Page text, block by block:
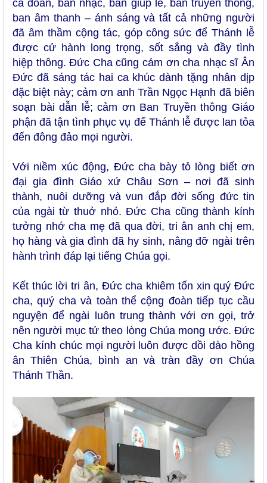
ca đoàn, ban nhạc, ban giúp lễ, ban truyền thông,
ban âm thanh – ánh sáng và tất cả những người
đã âm thầm cộng tác, góp công sức để Thánh lễ
được cử hành long trọng, sốt sắng và đầy tình
hiệp thông. Đức Cha cũng cảm ơn cha nhạc sĩ Ân
Đức đã sáng tác hai ca khúc dành tặng nhân dịp
đặc biệt này; cảm ơn anh Trần Ngọc Hạnh đã biên
soạn bài dẫn lễ; cảm ơn Ban Truyền thông Giáo
phận đã tận tình phục vụ để Thánh lễ được lan tỏa
đến đông đảo mọi người.
Với niềm xúc động, Đức cha bày tỏ lòng biết ơn
đại gia đình Giáo xứ Châu Sơn – nơi đã sinh
thành, nuôi dưỡng và vun đắp đời sống đức tin
của ngài từ thuở nhỏ. Đức Cha cũng thành kính
tưởng nhớ cha mẹ đã qua đời, tri ân anh chị em,
họ hàng và gia đình đã hy sinh, nâng đỡ ngài trên
hành trình đáp lại tiếng Chúa gọi.
Kết thúc lời tri ân, Đức cha khiêm tốn xin quý Đức
cha, quý cha và toàn thể cộng đoàn tiếp tục cầu
nguyện để ngài luôn trung thành với ơn gọi, trở
nên người mục tử theo lòng Chúa mong ước. Đức
Cha kính chúc mọi người luôn được dồi dào hồng
ân Thiên Chúa, bình an và tràn đầy ơn Chúa
Thánh Thần.